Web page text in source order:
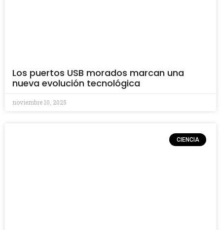
Los puertos USB morados marcan una
nueva evolución tecnológica
noviembre 10, 2025
CIENCIA